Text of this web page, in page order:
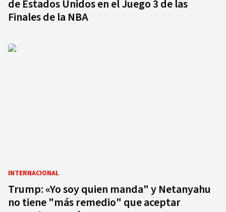
de Estados Unidos en el Juego 3 de las
Finales de la NBA
INTERNACIONAL
Trump: «Yo soy quien manda" y Netanyahu
no tiene "más remedio" que aceptar